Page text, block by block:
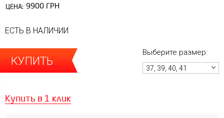
ЦЕНА: 9900 ГРН
ЕСТЬ В НАЛИЧИИ
КУПИТЬ
Выберите размер:
37, 39, 40, 41
Купить в 1 клик